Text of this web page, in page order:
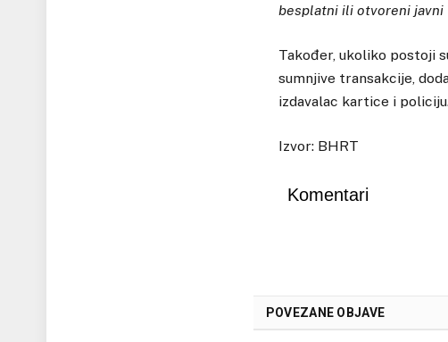
besplatni ili otvoreni javni
Također, ukoliko postoji
sumnjive transakcije,
izdavalac kartice i
Izvor: BHRT
Komentari
POVEZANE OBJAVE